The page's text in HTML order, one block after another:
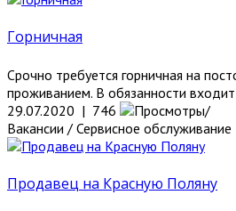
Горничная
Срочно требуется горничная на
проживанием. В обязанности
29.07.2020 | 746
Вакансии / Сервисное обслуживание
Продавец на Красную Поляну